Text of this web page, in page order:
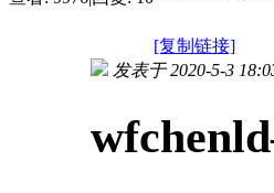
[复制链接]
发表于 2020-5-3